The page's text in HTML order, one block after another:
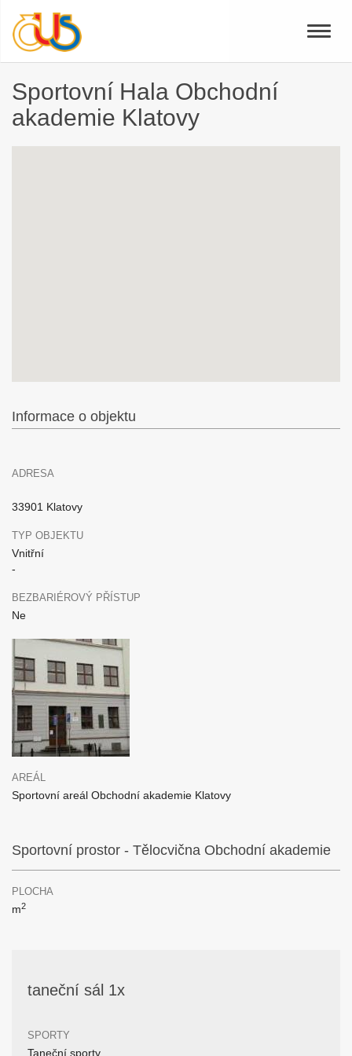
Toggle
Sportovní Hala Obchodní
akademie Klatovy
Informace o objektu
ADRESA
33901 Klatovy
TYP OBJEKTU
Vnitřní
-
BEZBARIÉROVÝ PŘÍSTUP
Ne
AREÁL
Sportovní areál Obchodní akademie Klatovy
Sportovní prostor - Tělocvična Obchodní akademie
PLOCHA
m2
taneční sál 1x
SPORTY
Taneční sporty